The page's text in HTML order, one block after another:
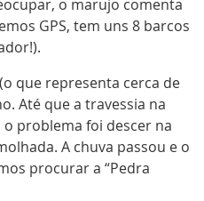
o marujo comenta
GPS, tem uns 8 barcos
que representa cerca de
Até que a travessia na
problema foi descer na
A chuva passou e o
procurar a “Pedra